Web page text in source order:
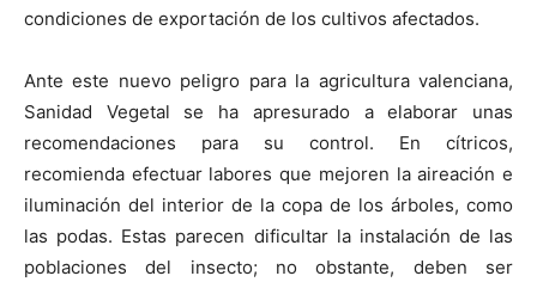
condiciones de exportación de los cultivos afectados.
Ante este nuevo peligro para la agricultura valenciana,
Sanidad Vegetal se ha apresurado a elaborar unas
recomendaciones para su control. En cítricos,
recomienda efectuar labores que mejoren la aireación e
iluminación del interior de la copa de los árboles, como
las podas. Estas parecen dificultar la instalación de las
poblaciones del insecto; no obstante, deben ser